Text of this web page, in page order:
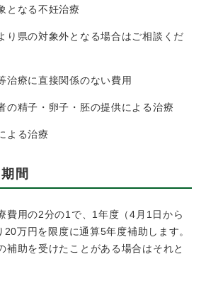
となる不妊治療
県の対象外となる場合はご相談くだ
療に直接関係のない費用
精子・卵子・胚の提供による治療
よる治療
間
費用の2分の1で、1年度（4月1日から
万円を限度に通算5年度補助します。
補助を受けたことがある場合はそれと